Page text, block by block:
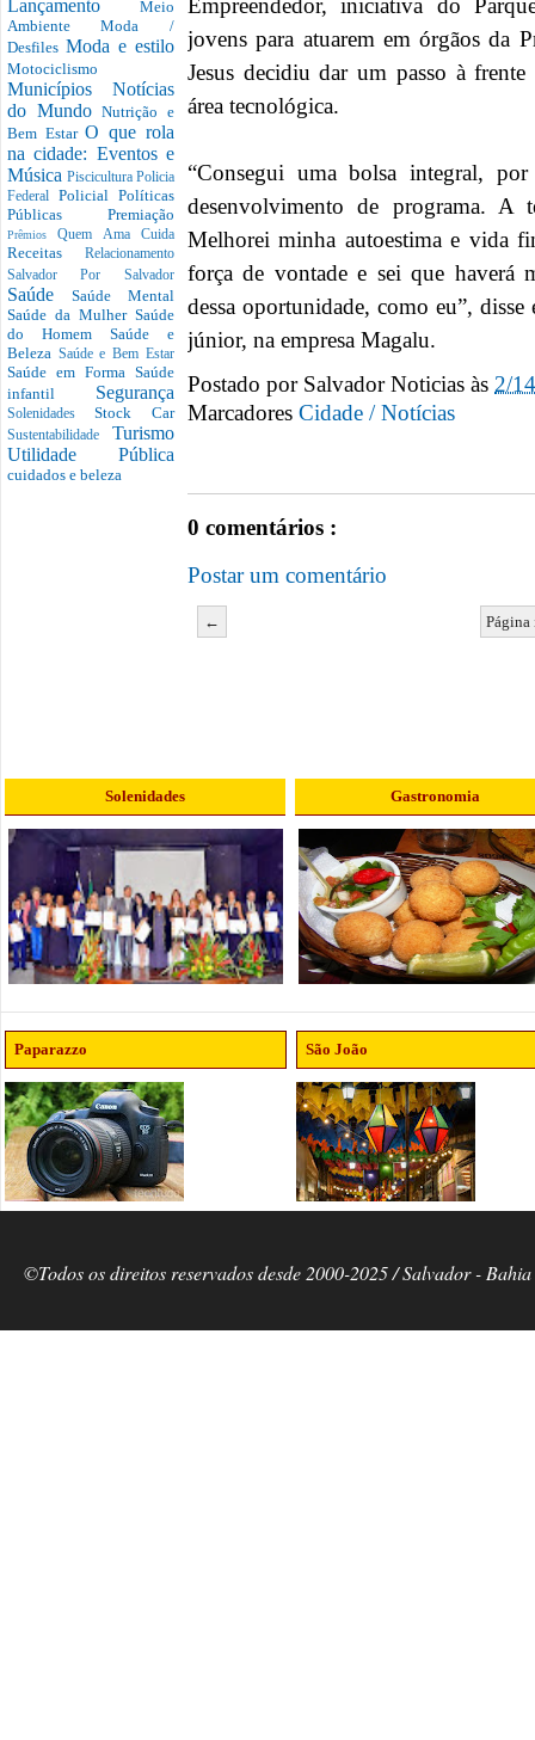
Lançamento Meio
AmbienteModa /
Desfiles Moda e estilo
Motociclismo
Municípios Notícias
do MundoNutrição e
Bem EstarO que rola
na cidade: Eventos e
Música Piscicultura Policia
Federal Policial Políticas
Públicas Premiação
PrêmiosQuem Ama Cuida
Receitas Relacionamento
Salvador Por Salvador
Saúde Saúde Mental
Saúde da Mulher Saúde
do Homem Saúde e
Beleza Saúde e Bem Estar
Saúde em Forma Saúde
infantil Segurança
SolenidadesStock Car
Sustentabilidade Turismo
Utilidade Pública
cuidados e beleza
Empreendedor, iniciativa do
jovens para atuarem em órgãos da
Jesus decidiu dar um passo à
área tecnológica.
“Consegui uma bolsa integral,
desenvolvimento de programa. A
Melhorei minha autoestima e vida
força de vontade e sei que haverá
dessa oportunidade, como eu”,
júnior, na empresa Magalu.
Postado por Salvador Noticias às 2/
Marcadores Cidade / Notícias
0 comentários :
Postar um comentário
←
Solenidades Gastronomia
Paparazzo São João
©Todos os direitos reservados desde 2000-2025 / Salvador -